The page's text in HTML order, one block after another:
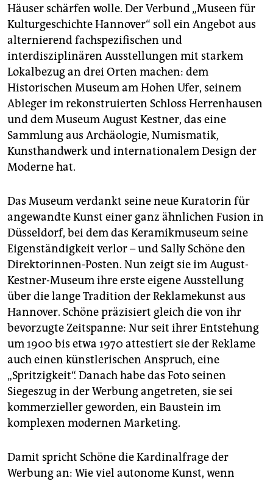
epaper login
Häuser schärfen wolle. Der Verbund „Museen für
Kulturgeschichte Hannover“ soll ein Angebot aus
alternierend fachspezifischen und
interdisziplinären Ausstellungen mit starkem
Lokalbezug an drei Orten machen: dem
Historischen Museum am Hohen Ufer, seinem
Ableger im rekonstruierten Schloss Herrenhausen
und dem Museum August Kestner, das eine
Sammlung aus Archäologie, Numismatik,
Kunsthandwerk und internationalem Design der
Moderne hat.
Das Museum verdankt seine neue Kuratorin für
angewandte Kunst einer ganz ähnlichen Fusion in
Düsseldorf, bei dem das Keramikmuseum seine
Eigenständigkeit verlor – und Sally Schöne den
Direktorinnen-Posten. Nun zeigt sie im August-
Kestner-Museum ihre erste eigene Ausstellung
über die lange Tradition der Reklamekunst aus
Hannover. Schöne präzisiert gleich die von ihr
bevorzugte Zeitspanne: Nur seit ihrer Entstehung
um 1900 bis etwa 1970 attestiert sie der Reklame
auch einen künstlerischen Anspruch, eine
„Spritzigkeit“. Danach habe das Foto seinen
Siegeszug in der Werbung angetreten, sie sei
kommerzieller geworden, ein Baustein im
komplexen modernen Marketing.
Damit spricht Schöne die Kardinalfrage der
Werbung an: Wie viel autonome Kunst, wenn